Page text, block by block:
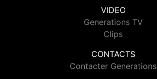
VIDEO
Generations TV
Clips
CONTACTS
Contacter Generations